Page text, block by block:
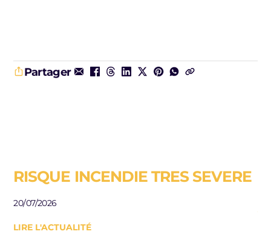
Partager
RISQUE INCENDIE TRES SEVERE
LIRE L'ACTUALITÉ
20/07/2026